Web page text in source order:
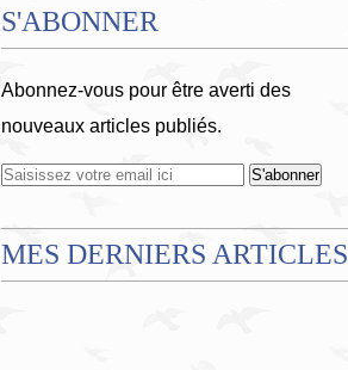
S'ABONNER
Abonnez-vous pour être averti des
nouveaux articles publiés.
MES DERNIERS ARTICLES